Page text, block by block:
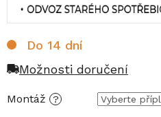
Montáž ?
Do 14 dní
Možnosti doručení